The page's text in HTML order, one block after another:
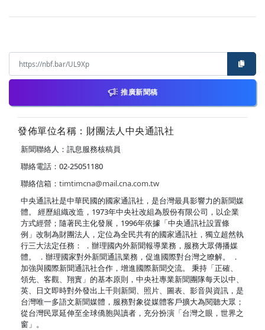
推廣新聞稿
發佈單位名稱：財團法人中央通訊社
新聞聯絡人：訊息服務核稿員
聯絡電話：02-25051180
聯絡信箱： timtimcna@mail.cna.com.tw
中央通訊社是中華民國的國家通訊社，是台灣最具影響力的新聞媒
體。 經歷組織改造，1973年中央社改組為股份有限公司，以企業
方式經營；隨著民主化發展，1996年依據「中央通訊社設置條
例」改制為財團法人，定位為全民共有的國家通訊社，獨立超然執
行三大法定任務： ．辦理國內外新聞報導業務，服務大眾傳播媒
體。 ．辦理國家對外新聞通訊業務，促進國際對台灣之瞭解。 ．
加強與國際新聞通訊社合作，增進國際新聞交流。 秉持「正確、
領先、客觀、翔實」的基本原則，中央社專業新聞團隊每天以中、
英、日文即時對外發出上千則新聞、照片、圖表、影音與資訊，是
台灣唯一多語文新聞媒體，服務對象從媒體客戶擴大為閱聽大眾；
從台灣民眾延伸至全球僑胞與讀者，充分扮演「台灣之眼，世界之
窗」。